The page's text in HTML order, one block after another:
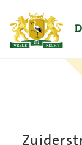
Naar content